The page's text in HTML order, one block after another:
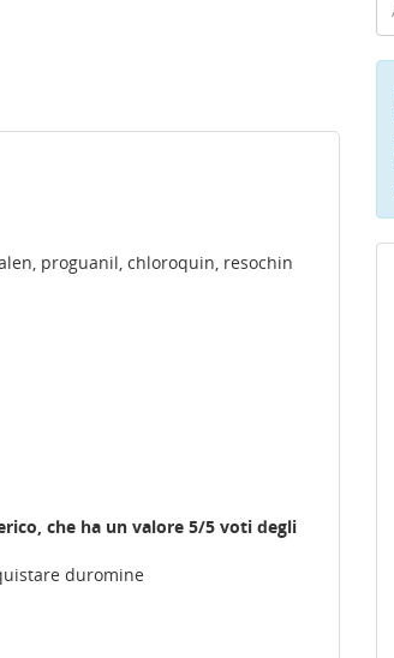
proguanil, chloroquin, resochin
che ha un valore 5/5 voti degli
duromine